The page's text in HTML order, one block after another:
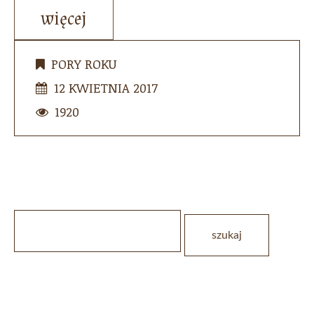
więcej
PORY ROKU
12 KWIETNIA 2017
1920